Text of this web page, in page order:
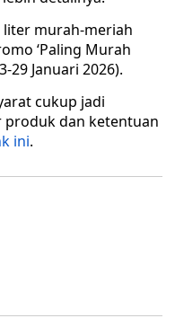
liter murah-meriah
‘Paling Murah
29 Januari 2026).
cukup jadi
produk dan ketentuan
ini.